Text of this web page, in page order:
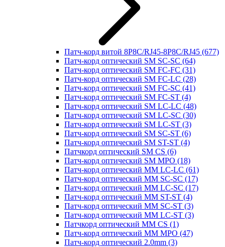
Патч-корд витой 8P8C/RJ45-8P8C/RJ45 (677)
Патч-корд оптический SM SC-SC (64)
Патч-корд оптический SM FC-FC (31)
Патч-корд оптический SM FC-LC (28)
Патч-корд оптический SM FC-SC (41)
Патч-корд оптический SM FC-ST (4)
Патч-корд оптический SM LC-LC (48)
Патч-корд оптический SM LC-SC (30)
Патч-корд оптический SM LC-ST (3)
Патч-корд оптический SM SC-ST (6)
Патч-корд оптический SM ST-ST (4)
Патчкорд оптический SM CS (6)
Патч-корд оптический SM MPO (18)
Патч-корд оптический MM LC-LC (61)
Патч-корд оптический MM SC-SC (17)
Патч-корд оптический MM LC-SC (17)
Патч-корд оптический MM ST-ST (4)
Патч-корд оптический MM SC-ST (3)
Патч-корд оптический MM LC-ST (3)
Патчкорд оптический MM CS (1)
Патч-корд оптический MM MPO (47)
Патч-корд оптический 2.0mm (3)